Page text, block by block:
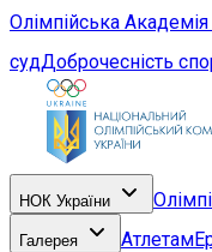
Олімпійська
судДоброчесність
НОК України
Галерея Атлетам